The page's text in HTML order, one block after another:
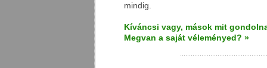
mindig.
Kíváncsi vagy, mások mit
Megvan a saját véleményed? »